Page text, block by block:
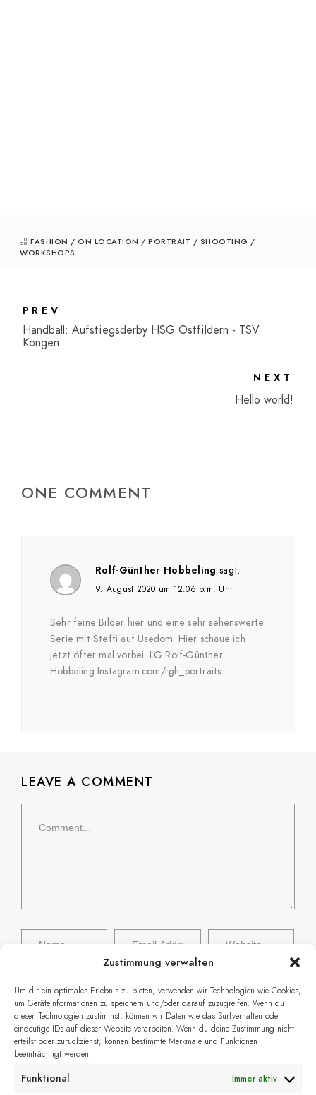
Zustimmung verwalten
Um dir ein optimales Erlebnis zu bieten, verwenden wir Technologien wie Cookies,
um Geräteinformationen zu speichern und/oder darauf zuzugreifen. Wenn du
diesen Technologien zustimmst, können wir Daten wie das Surfverhalten oder
eindeutige IDs auf dieser Website verarbeiten. Wenn du deine Zustimmung nicht
erteilst oder zurückziehst, können bestimmte Merkmale und Funktionen
beeinträchtigt werden.
Funktional Immer aktiv
FASHION / ON LOCATION / PORTRAIT / SHOOTING /
WORKSHOPS
PREV
Handball: Aufstiegsderby HSG Ostfildern - TSV
Köngen
NEXT
Hello world!
ONE COMMENT
Rolf-Günther Hobbeling sagt:
9. August 2020 um 12:06 p.m. Uhr
Sehr feine Bilder hier und eine sehr sehenswerte
Serie mit Steffi auf Usedom. Hier schaue ich
jetzt öfter mal vorbei. LG Rolf-Günther
Hobbeling Instagram.com/rgh_portraits
LEAVE A COMMENT
Name, E-Mail-Adresse und Website in
diesem Browser für meinen nächsten
Kommentar speichern.